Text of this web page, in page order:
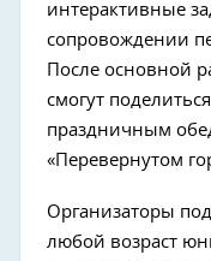
интерактивные
сопровождении
После основной
смогут
праздничным
«Перевернутом
Организаторы
любой возраст